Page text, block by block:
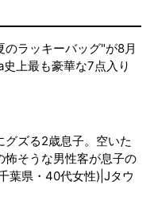
ラッキーバッグ"が8月
上最も豪華な7点入り
グズる2歳息子。空いた
怖そうな男性客が息子の
葉県・40代女性)|Jタウ